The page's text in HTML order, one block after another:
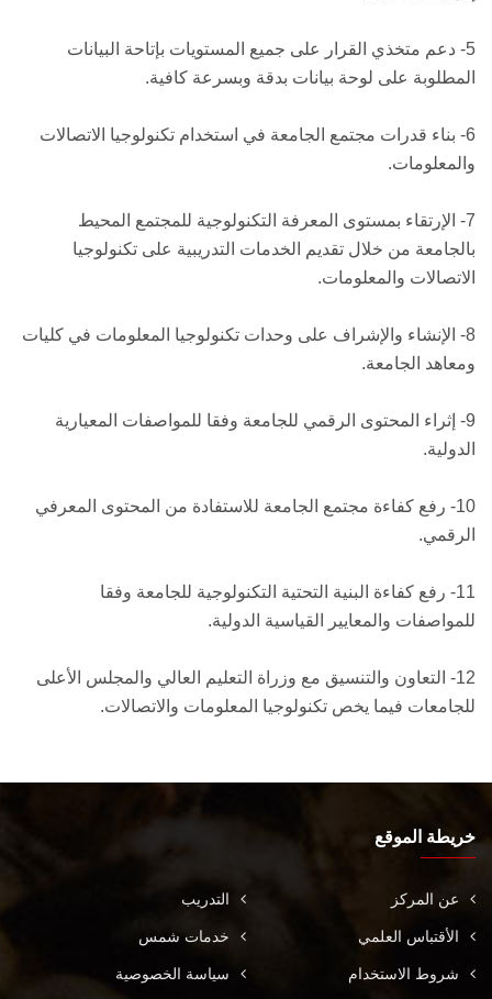
5- دعم متخذي القرار على جميع المستويات بإتاحة البيانات
المطلوبة على لوحة بيانات بدقة وبسرعة كافية.
6- بناء قدرات مجتمع الجامعة في استخدام تكنولوجيا الاتصالات
والمعلومات.
7- الإرتقاء بمستوى المعرفة التكنولوجية للمجتمع المحيط
بالجامعة من خلال تقديم الخدمات التدريبية على تكنولوجيا
الاتصالات والمعلومات.
8- الإنشاء والإشراف على وحدات تكنولوجيا المعلومات في كليات
ومعاهد الجامعة.
9- إثراء المحتوى الرقمي للجامعة وفقا للمواصفات المعيارية
الدولية.
10- رفع كفاءة مجتمع الجامعة للاستفادة من المحتوى المعرفي
الرقمي.
11- رفع كفاءة البنية التحتية التكنولوجية للجامعة وفقا
للمواصفات والمعايير القياسية الدولية.
12- التعاون والتنسيق مع وزراة التعليم العالي والمجلس الأعلى
للجامعات فيما يخص تكنولوجيا المعلومات والاتصالات.
خريطة الموقع
عن المركز التدريب
الأقتباس العلمي خدمات شمس
شروط الاستخدام سياسة الخصوصية